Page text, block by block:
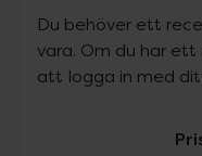
Du behöver ett
vara. Om du har
att logga in med